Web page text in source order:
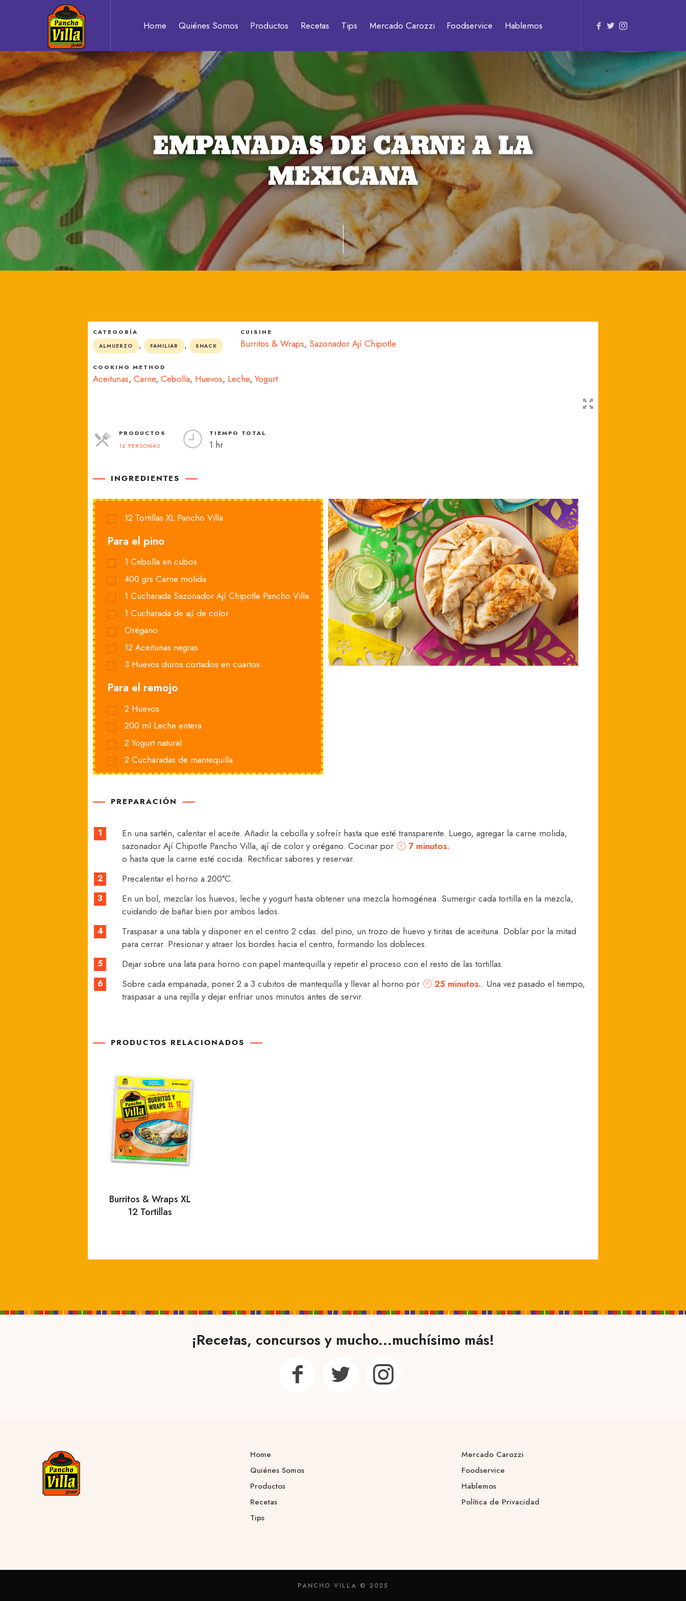
Pancho
Villa
Auténtico
a
México
Home Quiénes Somos Productos Recetas Tips Mercado Carozzi Foodservice Hablemos
EMPANADAS DE CARNE A LA
MEXICANA
CATEGORÍA
ALMUERZO , FAMILIAR , SNACK
CUISINE
Burritos & Wraps, Sazonador Ají Chipotle
COOKING METHOD
Aceitunas, Carne, Cebolla, Huevos, Leche, Yogurt
PRODUCTOS
12 PERSONAS
TIEMPO TOTAL
1 hr
INGREDIENTES
12 Tortillas XL Pancho Villa
Para el pino
1 Cebolla en cubos
400 grs Carne molida
1 Cucharada Sazonador Ají Chipotle Pancho Villa
1 Cucharada de ají de color
Orégano
12 Aceitunas negras
3 Huevos duros cortados en cuartos
Para el remojo
2 Huevos
200 ml Leche entera
2 Yogurt natural
2 Cucharadas de mantequilla
PREPARACIÓN
1
En una sartén, calentar el aceite. Añadir la cebolla y sofreír hasta que esté transparente. Luego, agregar la carne molida,
sazonador Ají Chipotle Pancho Villa, ají de color y orégano. Cocinar por
7 minutos.
o hasta que la carne esté cocida. Rectificar sabores y reservar.
2 Precalentar el horno a 200°C.
3
En un bol, mezclar los huevos, leche y yogurt hasta obtener una mezcla homogénea. Sumergir cada tortilla en la mezcla,
cuidando de bañar bien por ambos lados.
4
Traspasar a una tabla y disponer en el centro 2 cdas. del pino, un trozo de huevo y tiritas de aceituna. Doblar por la mitad
para cerrar. Presionar y atraer los bordes hacia el centro, formando los dobleces.
5 Dejar sobre una lata para horno con papel mantequilla y repetir el proceso con el resto de las tortillas.
6 Sobre cada empanada, poner 2 a 3 cubitos de mantequilla y llevar al horno por 25 minutos.. Una vez pasado el tiempo,
traspasar a una rejilla y dejar enfriar unos minutos antes de servir.
PRODUCTOS RELACIONADOS
Burritos & Wraps XL
12 Tortillas
¡Recetas, concursos y mucho...muchísimo más!
Home
Quiénes Somos
Productos
Recetas
Tips
Mercado Carozzi
Foodservice
Hablemos
Política de Privacidad
PANCHO VILLA © 2025